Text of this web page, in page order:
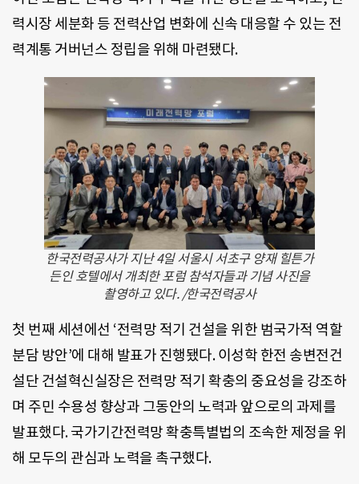
력시장 세분화 등 전력산업 변화에 신속 대응할 수 있는 전
력계통 거버넌스 정립을 위해 마련됐다.
한국전력공사가 지난 4일 서울시 서초구 양재 힐튼가
든인 호텔에서 개최한 포럼 참석자들과 기념 사진을
촬영하고 있다. /한국전력공사
첫 번째 세션에선 ‘전력망 적기 건설을 위한 범국가적 역할
분담 방안’에 대해 발표가 진행됐다. 이성학 한전 송변전건
설단 건설혁신실장은 전력망 적기 확충의 중요성을 강조하
며 주민 수용성 향상과 그동안의 노력과 앞으로의 과제를
발표했다. 국가기간전력망 확충특별법의 조속한 제정을 위
해 모두의 관심과 노력을 촉구했다.